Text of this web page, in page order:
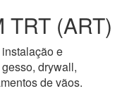
TRT (ART)
e
drywall,
de vãos.